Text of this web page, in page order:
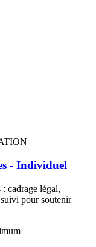
- Individuel
cadrage légal,
pour soutenir